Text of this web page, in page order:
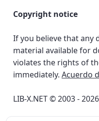
Copyright notice
If you believe that any
material available for
violates the rights of
immediately. Acuerdo
LIB-X.NET © 2003 - 2026